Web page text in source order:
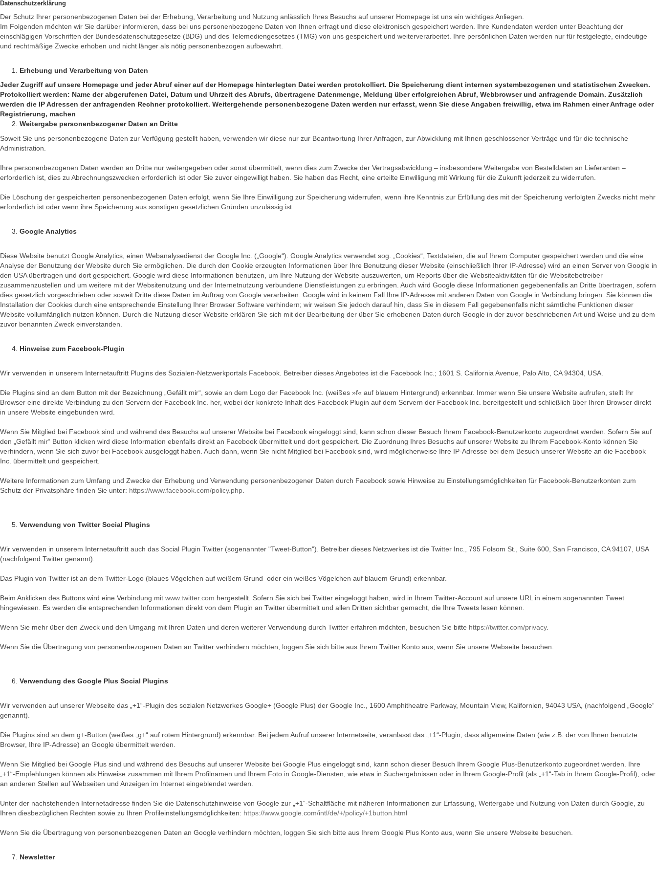
Datenschutzerklärung
Der Schutz Ihrer personenbezogenen Daten bei der Erhebung, Verarbeitung und Nutzung anlässlich Ihres Besuchs auf unserer Homepage ist uns ein wichtiges Anliegen.
Im Folgenden möchten wir Sie darüber informieren, dass bei uns personenbezogene Daten von Ihnen erfragt und diese elektronisch gespeichert werden. Ihre Kundendaten werden unter Beachtung der
einschlägigen Vorschriften der Bundesdatenschutzgesetze (BDG) und des Telemediengesetzes (TMG) von uns gespeichert und weiterverarbeitet. Ihre persönlichen Daten werden nur für festgelegte, eindeutige
und rechtmäßige Zwecke erhoben und nicht länger als nötig personenbezogen aufbewahrt.
Erhebung und Verarbeitung von Daten
Jeder Zugriff auf unsere Homepage und jeder Abruf einer auf der Homepage hinterlegten Datei werden protokolliert. Die Speicherung dient internen systembezogenen und statistischen Zwecken.
Protokolliert werden: Name der abgerufenen Datei, Datum und Uhrzeit des Abrufs, übertragene Datenmenge, Meldung über erfolgreichen Abruf, Webbrowser und anfragende Domain. Zusätzlich
werden die IP Adressen der anfragenden Rechner protokolliert. Weitergehende personenbezogene Daten werden nur erfasst, wenn Sie diese Angaben freiwillig, etwa im Rahmen einer Anfrage oder
Registrierung, machen
Weitergabe personenbezogener Daten an Dritte
Soweit Sie uns personenbezogene Daten zur Verfügung gestellt haben, verwenden wir diese nur zur Beantwortung Ihrer Anfragen, zur Abwicklung mit Ihnen geschlossener Verträge und für die technische
Administration.
Ihre personenbezogenen Daten werden an Dritte nur weitergegeben oder sonst übermittelt, wenn dies zum Zwecke der Vertragsabwicklung – insbesondere Weitergabe von Bestelldaten an Lieferanten –
erforderlich ist, dies zu Abrechnungszwecken erforderlich ist oder Sie zuvor eingewilligt haben. Sie haben das Recht, eine erteilte Einwilligung mit Wirkung für die Zukunft jederzeit zu widerrufen.
Die Löschung der gespeicherten personenbezogenen Daten erfolgt, wenn Sie Ihre Einwilligung zur Speicherung widerrufen, wenn ihre Kenntnis zur Erfüllung des mit der Speicherung verfolgten Zwecks nicht mehr
erforderlich ist oder wenn ihre Speicherung aus sonstigen gesetzlichen Gründen unzulässig ist.
Google Analytics
Diese Website benutzt Google Analytics, einen Webanalysedienst der Google Inc. („Google“). Google Analytics verwendet sog. „Cookies“, Textdateien, die auf Ihrem Computer gespeichert werden und die eine
Analyse der Benutzung der Website durch Sie ermöglichen. Die durch den Cookie erzeugten Informationen über Ihre Benutzung dieser Website (einschließlich Ihrer IP-Adresse) wird an einen Server von Google in
den USA übertragen und dort gespeichert. Google wird diese Informationen benutzen, um Ihre Nutzung der Website auszuwerten, um Reports über die Websiteaktivitäten für die Websitebetreiber
zusammenzustellen und um weitere mit der Websitenutzung und der Internetnutzung verbundene Dienstleistungen zu erbringen. Auch wird Google diese Informationen gegebenenfalls an Dritte übertragen, sofern
dies gesetzlich vorgeschrieben oder soweit Dritte diese Daten im Auftrag von Google verarbeiten. Google wird in keinem Fall Ihre IP-Adresse mit anderen Daten von Google in Verbindung bringen. Sie können die
Installation der Cookies durch eine entsprechende Einstellung Ihrer Browser Software verhindern; wir weisen Sie jedoch darauf hin, dass Sie in diesem Fall gegebenenfalls nicht sämtliche Funktionen dieser
Website vollumfänglich nutzen können. Durch die Nutzung dieser Website erklären Sie sich mit der Bearbeitung der über Sie erhobenen Daten durch Google in der zuvor beschriebenen Art und Weise und zu dem
zuvor benannten Zweck einverstanden.
Hinweise zum Facebook-Plugin
Wir verwenden in unserem Internetauftritt Plugins des Sozialen-Netzwerkportals Facebook. Betreiber dieses Angebotes ist die Facebook Inc.; 1601 S. California Avenue, Palo Alto, CA 94304, USA.
Die Plugins sind an dem Button mit der Bezeichnung „Gefällt mir“, sowie an dem Logo der Facebook Inc. (weißes »f« auf blauem Hintergrund) erkennbar. Immer wenn Sie unsere Website aufrufen, stellt Ihr
Browser eine direkte Verbindung zu den Servern der Facebook Inc. her, wobei der konkrete Inhalt des Facebook Plugin auf dem Servern der Facebook Inc. bereitgestellt und schließlich über Ihren Browser direkt
in unsere Website eingebunden wird.
Wenn Sie Mitglied bei Facebook sind und während des Besuchs auf unserer Website bei Facebook eingeloggt sind, kann schon dieser Besuch Ihrem Facebook-Benutzerkonto zugeordnet werden. Sofern Sie auf
den „Gefällt mir“ Button klicken wird diese Information ebenfalls direkt an Facebook übermittelt und dort gespeichert. Die Zuordnung Ihres Besuchs auf unserer Website zu Ihrem Facebook-Konto können Sie
verhindern, wenn Sie sich zuvor bei Facebook ausgeloggt haben. Auch dann, wenn Sie nicht Mitglied bei Facebook sind, wird möglicherweise Ihre IP-Adresse bei dem Besuch unserer Website an die Facebook
Inc. übermittelt und gespeichert.
Weitere Informationen zum Umfang und Zwecke der Erhebung und Verwendung personenbezogener Daten durch Facebook sowie Hinweise zu Einstellungsmöglichkeiten für Facebook-Benutzerkonten zum
Schutz der Privatsphäre finden Sie unter: https://www.facebook.com/policy.php
Verwendung von Twitter Social Plugins
Wir verwenden in unserem Internetauftritt auch das Social Plugin Twitter (sogenannter "Tweet-Button"). Betreiber dieses Netzwerkes ist die Twitter Inc., 795 Folsom St., Suite 600, San Francisco, CA 94107, USA
(nachfolgend Twitter genannt).
Das Plugin von Twitter ist an dem Twitter-Logo (blaues Vögelchen auf weißem Grund oder ein weißes Vögelchen auf blauem Grund) erkennbar.
Beim Anklicken des Buttons wird eine Verbindung mit www.twitter.com hergestellt. Sofern Sie sich bei Twitter eingeloggt haben, wird in Ihrem Twitter-Account auf unsere URL in einem sogenannten Tweet
hingewiesen. Es werden die entsprechenden Informationen direkt von dem Plugin an Twitter übermittelt und allen Dritten sichtbar gemacht, die Ihre Tweets lesen können.
Wenn Sie mehr über den Zweck und den Umgang mit Ihren Daten und deren weiterer Verwendung durch Twitter erfahren möchten, besuchen Sie bitte https://twitter.com/privacy.
Wenn Sie die Übertragung von personenbezogenen Daten an Twitter verhindern möchten, loggen Sie sich bitte aus Ihrem Twitter Konto aus, wenn Sie unsere Webseite besuchen.
Verwendung des Google Plus Social Plugins
Wir verwenden auf unserer Webseite das „+1“-Plugin des sozialen Netzwerkes Google+ (Google Plus) der Google Inc., 1600 Amphitheatre Parkway, Mountain View, Kalifornien, 94043 USA, (nachfolgend „Google“
genannt).
Die Plugins sind an dem g+-Button (weißes „g+“ auf rotem Hintergrund) erkennbar. Bei jedem Aufruf unserer Internetseite, veranlasst das „+1“-Plugin, dass allgemeine Daten (wie z.B. der von Ihnen benutzte
Browser, Ihre IP-Adresse) an Google übermittelt werden.
Wenn Sie Mitglied bei Google Plus sind und während des Besuchs auf unserer Website bei Google Plus eingeloggt sind, kann schon dieser Besuch Ihrem Google Plus-Benutzerkonto zugeordnet werden. Ihre
„+1“-Empfehlungen können als Hinweise zusammen mit Ihrem Profilnamen und Ihrem Foto in Google-Diensten, wie etwa in Suchergebnissen oder in Ihrem Google-Profil (als „+1“-Tab in Ihrem Google-Profil), oder
an anderen Stellen auf Webseiten und Anzeigen im Internet eingeblendet werden.
Unter der nachstehenden Internetadresse finden Sie die Datenschutzhinweise von Google zur „+1“-Schaltfläche mit näheren Informationen zur Erfassung, Weitergabe und Nutzung von Daten durch Google, zu
Ihren diesbezüglichen Rechten sowie zu Ihren Profileinstellungsmöglichkeiten: https://www.google.com/intl/de/+/policy/+1button.html
Wenn Sie die Übertragung von personenbezogenen Daten an Google verhindern möchten, loggen Sie sich bitte aus Ihrem Google Plus Konto aus, wenn Sie unsere Webseite besuchen.
Newsletter